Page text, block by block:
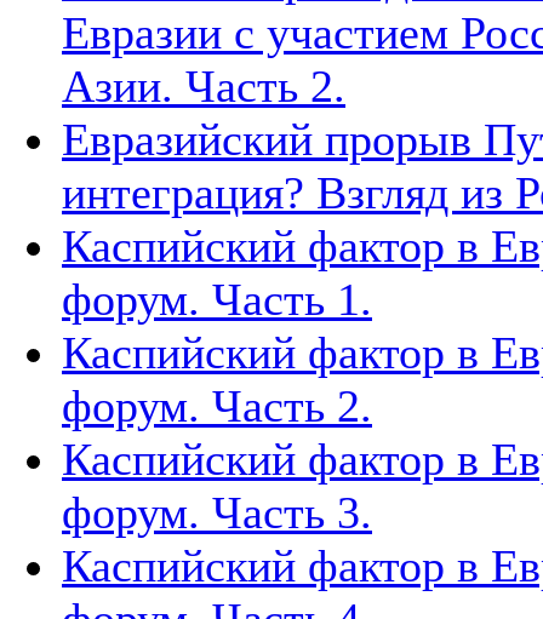
Евразии с участием
Азии. Часть 2.
Евразийский прорыв
интеграция? Взгляд из
Каспийский фактор в
форум. Часть 1.
Каспийский фактор в
форум. Часть 2.
Каспийский фактор в
форум. Часть 3.
Каспийский фактор в